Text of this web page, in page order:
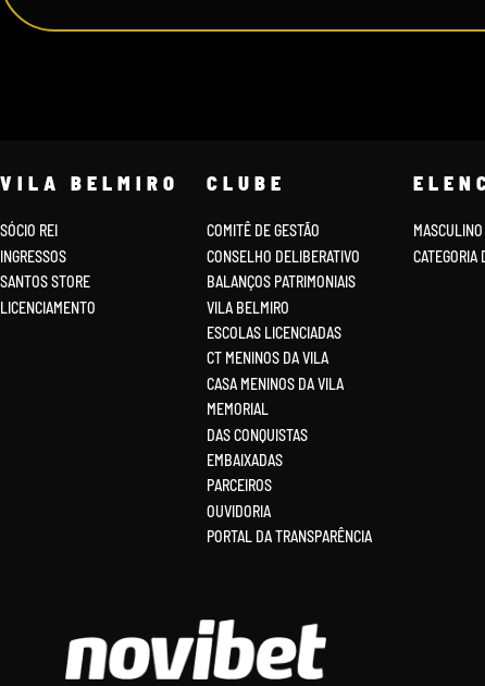
VILA BELMIRO
SÓCIO REI
INGRESSOS
SANTOS STORE
LICENCIAMENTO
CLUBE
COMITÊ DE GESTÃO
CONSELHO DELIBERATIVO
BALANÇOS PATRIMONIAIS
VILA BELMIRO
ESCOLAS LICENCIADAS
CT MENINOS DA VILA
CASA MENINOS DA VILA
MEMORIAL
DAS CONQUISTAS
EMBAIXADAS
PARCEIROS
OUVIDORIA
PORTAL DA TRANSPARÊNCIA
MASCULINO
CATEGORIA